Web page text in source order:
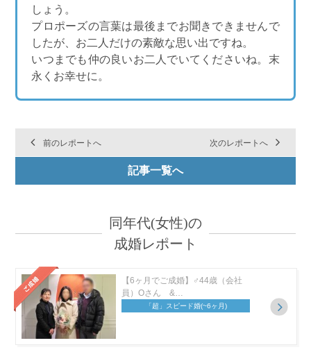
しょう。
プロポーズの言葉は最後までお聞きできませんで
したが、お二人だけの素敵な思い出ですね。
いつまでも仲の良いお二人でいてくださいね。末
永くお幸せに。
前のレポートへ 次のレポートへ
記事一覧へ
同年代(女性)の
成婚レポート
【6ヶ月でご成婚】♂44歳（会社
員）Oさん &…
「超」スピード婚(~6ヶ月)